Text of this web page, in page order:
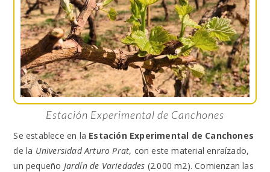
Estación Experimental de Canchones
Se establece en la Estación Experimental de Canchones
de la Universidad Arturo Prat, con este material enraízado,
un pequeño Jardín de Variedades (2.000 m2). Comienzan las